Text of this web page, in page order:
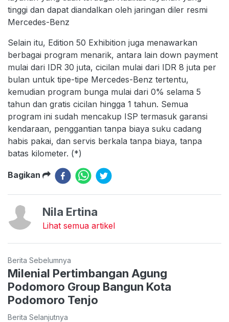
tinggi dan dapat diandalkan oleh jaringan diler resmi
Mercedes-Benz
Selain itu, Edition 50 Exhibition juga menawarkan
berbagai program menarik, antara lain down payment
mulai dari IDR 30 juta, cicilan mulai dari IDR 8 juta per
bulan untuk tipe-tipe Mercedes-Benz tertentu,
kemudian program bunga mulai dari 0% selama 5
tahun dan gratis cicilan hingga 1 tahun. Semua
program ini sudah mencakup ISP termasuk garansi
kendaraan, penggantian tanpa biaya suku cadang
habis pakai, dan servis berkala tanpa biaya, tanpa
batas kilometer. (*)
Bagikan
Nila Ertina
Lihat semua artikel
Berita Sebelumnya
Milenial Pertimbangan Agung
Podomoro Group Bangun Kota
Podomoro Tenjo
Berita Selanjutnya